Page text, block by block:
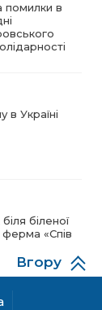
помилки в
в Україні
біленої
«Спів
Вгору